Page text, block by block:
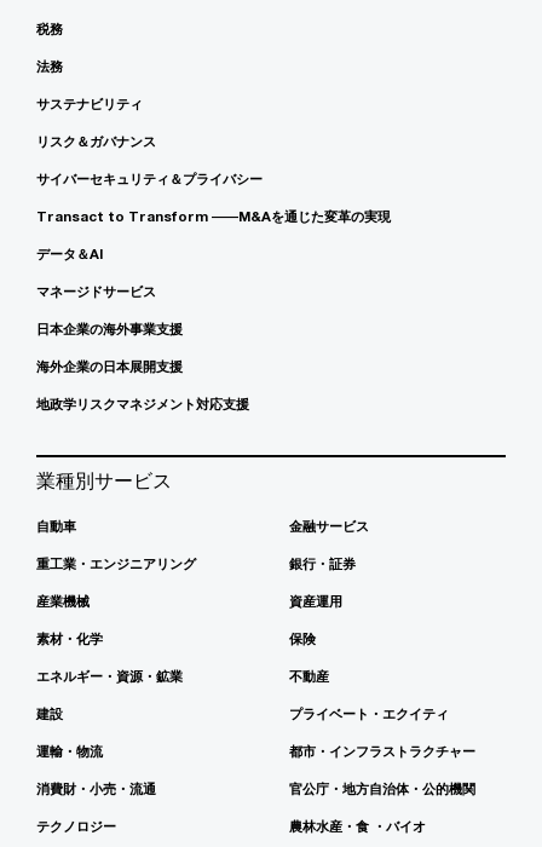
税務
法務
サステナビリティ
リスク＆ガバナンス
サイバーセキュリティ＆プライバシー
Transact to Transform ――M&Aを通じた変革の実現
データ＆AI
マネージドサービス
日本企業の海外事業支援
海外企業の日本展開支援
地政学リスクマネジメント対応支援
業種別サービス
自動車
重工業・エンジニアリング
産業機械
素材・化学
エネルギー・資源・鉱業
建設
運輸・物流
消費財・小売・流通
テクノロジー
金融サービス
銀行・証券
資産運用
保険
不動産
プライベート・エクイティ
都市・インフラストラクチャー
官公庁・地方自治体・公的機関
農林水産・食 ・バイオ